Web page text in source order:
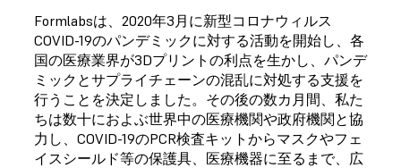
Formlabsは、2020年3月に新型コロナウィルス
COVID-19のパンデミックに対する活動を開始し、各
国の医療業界が3Dプリントの利点を生かし、パンデ
ミックとサプライチェーンの混乱に対処する支援を
行うことを決定しました。その後の数カ月間、私た
ちは数十におよぶ世界中の医療機関や政府機関と協
力し、COVID-19のPCR検査キットからマスクやフェ
イスシールド等の保護具、医療機器に至るまで、広